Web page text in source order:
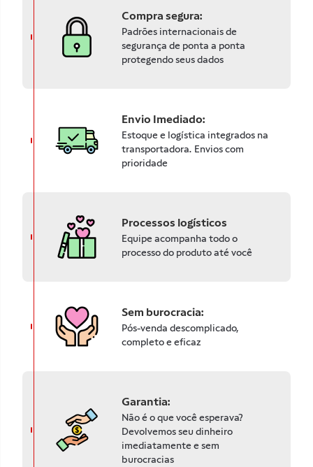
Compra segura:
Padrões internacionais de
segurança de ponta a ponta
protegendo seus dados
Envio Imediado:
Estoque e logística integrados na
transportadora. Envios com
prioridade
Processos logísticos
Equipe acompanha todo o
processo do produto até você
Sem burocracia:
Pós-venda descomplicado,
completo e eficaz
Garantia:
Não é o que você esperava?
Devolvemos seu dinheiro
imediatamente e sem
burocracias